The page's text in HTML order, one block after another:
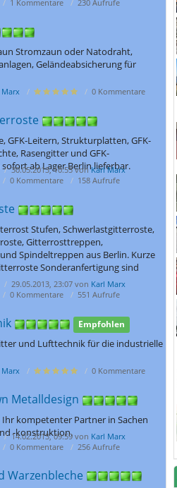
1 Kommentare
230 Aufrufe
Stromzaun oder Natodraht,
Geländeabsicherung für
Marx
0 Kommentare
GFK-Leitern, Strukturplatten, GFK-
Rasengitter und GFK-
ab Lager Berlin lieferbar.
30.05.2013, 10:55 vonKarl Marx
0 Kommentare
158 Aufrufe
Stufen, Schwerlastgitterroste,
Gitterrosttreppen,
Spindeltreppen aus Berlin. Kurze
Sonderanfertigung sind
29.05.2013, 23:07 von Karl Marx
0 Kommentare
551 Aufrufe
Empfohlen
und Lufttechnik für die industrielle
Marx
0 Kommentare
Metalldesign
kompetenter Partner in Sachen
-konstruktion.
14.02.2013, 09:59 von Karl Marx
0 Kommentare
256 Aufrufe
Warzenbleche